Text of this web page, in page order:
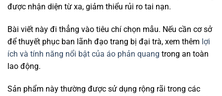
được nhận diện từ xa, giảm thiểu rủi ro tai nạn.
Bài viết này đi thẳng vào tiêu chí chọn mẫu. Nếu cần cơ sở
để thuyết phục ban lãnh đạo trang bị đại trà, xem thêm lợi
ích và tính năng nổi bật của áo phản quang trong an toàn
lao động.
Sản phẩm này thường được sử dụng rộng rãi trong các